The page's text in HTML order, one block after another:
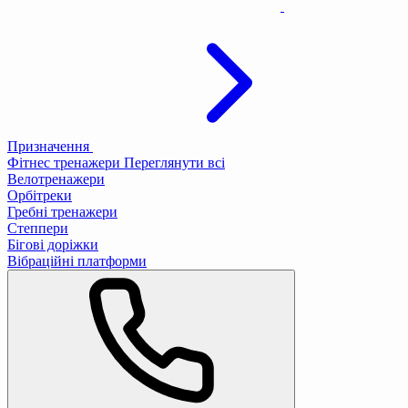
Призначення
Фітнес тренажери Переглянути всі
Велотренажери
Орбітреки
Гребні тренажери
Степпери
Бігові доріжки
Вібраційні платформи